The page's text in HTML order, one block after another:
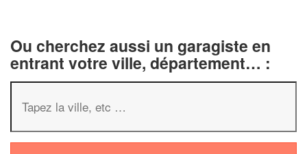
Ou cherchez aussi un garagiste en
entrant votre ville, département… :